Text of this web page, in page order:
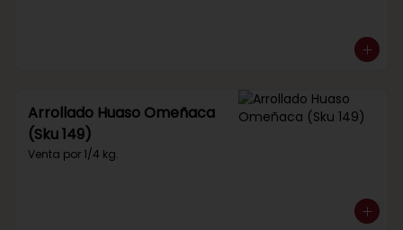
Arrollado Huaso Omeñaca
(Sku 149)
Venta por 1/4 kg.